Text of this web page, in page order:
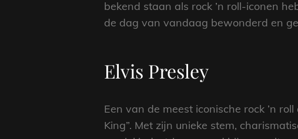
bekend staan als rock ’n roll-iconen
de dag van vandaag bewonderd en
Elvis Presley
Een van de meest iconische rock ’n
King”. Met zijn unieke stem,